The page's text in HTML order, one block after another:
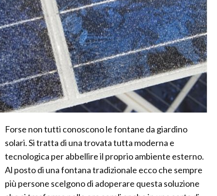
Forse non tutti conoscono le fontane da giardino
solari. Si tratta di una trovata tutta moderna e
tecnologica per abbellire il proprio ambiente esterno.
Al posto di una fontana tradizionale ecco che sempre
più persone scelgono di adoperare questa soluzione